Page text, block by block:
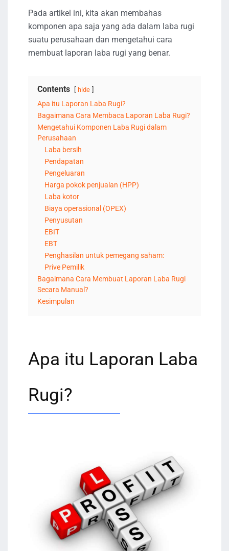
Pada artikel ini, kita akan membahas
komponen apa saja yang ada dalam laba rugi
suatu perusahaan dan mengetahui cara
membuat laporan laba rugi yang benar.
Contents hide
Apa itu Laporan Laba Rugi?
Bagaimana Cara Membaca Laporan Laba Rugi?
Mengetahui Komponen Laba Rugi dalam
Perusahaan
Laba bersih
Pendapatan
Pengeluaran
Harga pokok penjualan (HPP)
Laba kotor
Biaya operasional (OPEX)
Penyusutan
EBIT
EBT
Penghasilan untuk pemegang saham:
Prive Pemilik
Bagaimana Cara Membuat Laporan Laba Rugi
Secara Manual?
Kesimpulan
Apa itu Laporan Laba
Rugi?